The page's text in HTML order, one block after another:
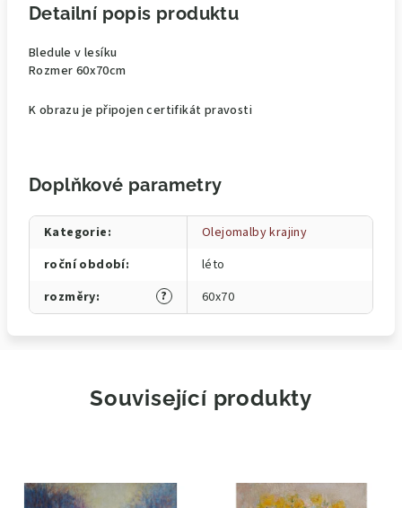
Detailní popis produktu
Bledule v lesíku
Rozmer 60x70cm
K obrazu je připojen certifikát pravosti
Doplňkové parametry
Kategorie:
Olejomalby krajiny
roční období:
léto
?
rozměry: 60x70
Související produkty